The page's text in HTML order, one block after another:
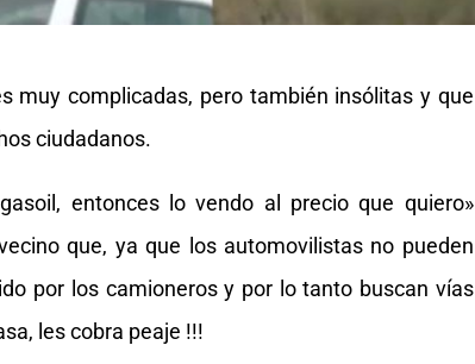
muy complicadas, pero también insólitas y que
ciudadanos.
entonces lo vendo al precio que quiero»
que, ya que los automovilistas no pueden
por los camioneros y por lo tanto buscan vías
les cobra peaje !!!